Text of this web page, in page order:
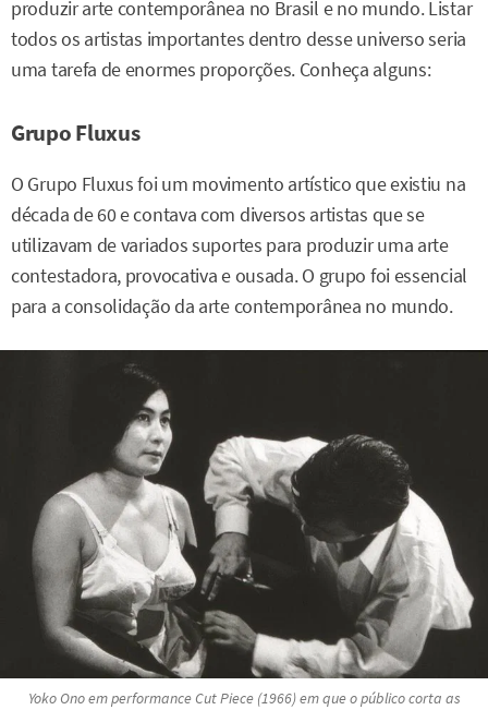
produzir arte contemporânea no Brasil e no mundo. Listar
todos os artistas importantes dentro desse universo seria
uma tarefa de enormes proporções. Conheça alguns:
Grupo Fluxus
O Grupo Fluxus foi um movimento artístico que existiu na
década de 60 e contava com diversos artistas que se
utilizavam de variados suportes para produzir uma arte
contestadora, provocativa e ousada. O grupo foi essencial
para a consolidação da arte contemporânea no mundo.
Yoko Ono em performanceCut Piece(1966) em que o público corta as